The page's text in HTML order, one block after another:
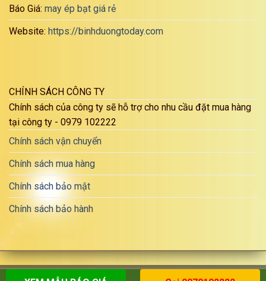
Báo Giá: may ép bạt giá rẻ
Website: https://binhduongtoday.com
CHÍNH SÁCH CÔNG TY
Chính sách của công ty sẽ hỗ trợ cho nhu cầu đặt mua hàng
tại công ty - 0979 102222
Chính sách vận chuyển
Chính sách mua hàng
Chính sách bảo mật
Chính sách bảo hành